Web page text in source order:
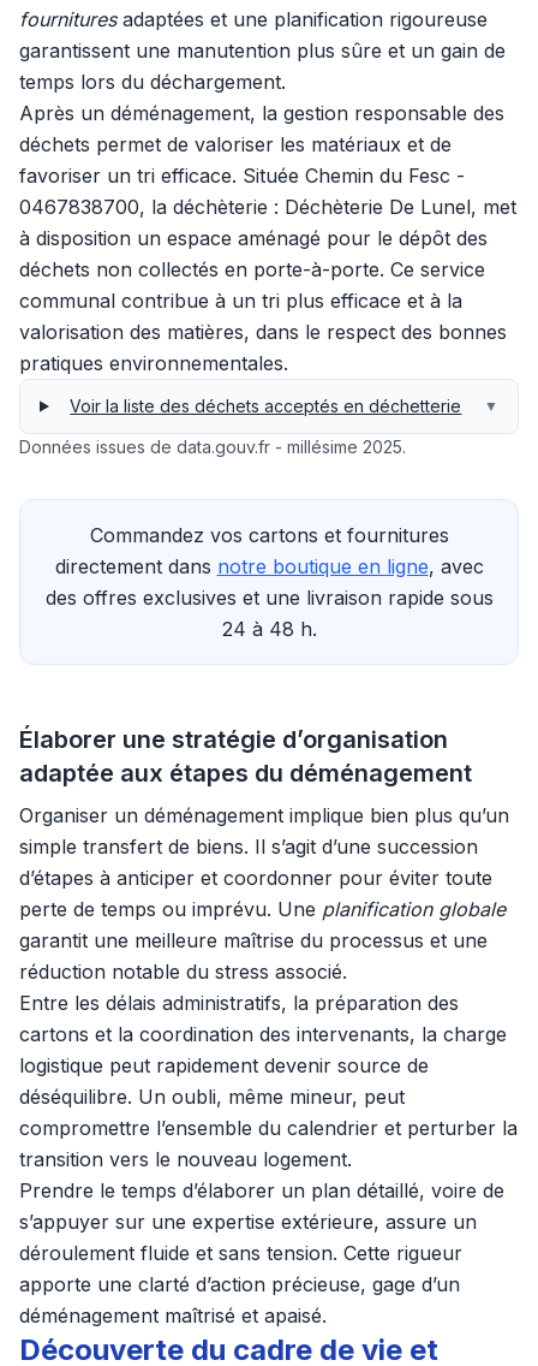
fournituresadaptées et une planification rigoureuse
garantissent une manutention plus sûre et un gain de
temps lors du déchargement.
Après un déménagement, la gestion responsable des
déchets permet de valoriser les matériaux et de
favoriser un tri efficace. Située Chemin du Fesc -
0467838700, la déchèterie : Déchèterie De Lunel, met
à disposition un espace aménagé pour le dépôt des
déchets non collectés en porte-à-porte. Ce service
communal contribue à un tri plus efficace et à la
valorisation des matières, dans le respect des bonnes
pratiques environnementales.
Voir la liste des déchets acceptés en déchetterie ▼
Données issues de data.gouv.fr - millésime 2025.
Commandez vos cartons et fournitures
directement dans notre boutique en ligne, avec
des offres exclusives et une livraison rapide sous
24 à 48 h.
Élaborer une stratégie d’organisation
adaptée aux étapes du déménagement
Organiser un déménagement implique bien plus qu’un
simple transfert de biens. Il s’agit d’une succession
d’étapes à anticiper et coordonner pour éviter toute
perte de temps ou imprévu. Une planification globale
garantit une meilleure maîtrise du processus et une
réduction notable du stress associé.
Entre les délais administratifs, la préparation des
cartons et la coordination des intervenants, la charge
logistique peut rapidement devenir source de
déséquilibre. Un oubli, même mineur, peut
compromettre l’ensemble du calendrier et perturber la
transition vers le nouveau logement.
Prendre le temps d’élaborer un plan détaillé, voire de
s’appuyer sur une expertise extérieure, assure un
déroulement fluide et sans tension. Cette rigueur
apporte une clarté d’action précieuse, gage d’un
déménagement maîtrisé et apaisé.
Découverte du cadre de vie et